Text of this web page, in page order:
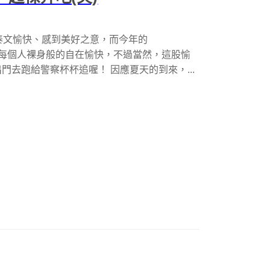
愉快、感到美好之意，而今年的
個人裸身般的自在愉快，不過當然，這股愉
去跑給警察杯杯追喔！ 因應夏天的到來，...